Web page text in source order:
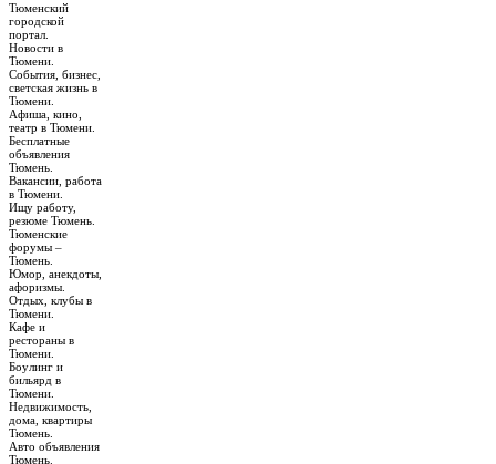
Тюменский
городской
портал.
Новости в
Тюмени.
События, бизнес,
светская жизнь в
Тюмени.
Афиша, кино,
театр в Тюмени.
Бесплатные
объявления
Тюмень.
Вакансии, работа
в Тюмени.
Ищу работу,
резюме Тюмень.
Тюменские
форумы –
Тюмень.
Юмор, анекдоты,
афоризмы.
Отдых, клубы в
Тюмени.
Кафе и
рестораны в
Тюмени.
Боулинг и
бильярд в
Тюмени.
Недвижимость,
дома, квартиры
Тюмень.
Авто объявления
Тюмень.